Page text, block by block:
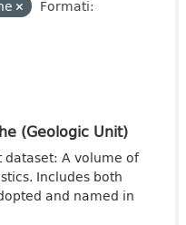
Formati:
(Geologic Unit)
dataset: A volume of
Includes both
and named in